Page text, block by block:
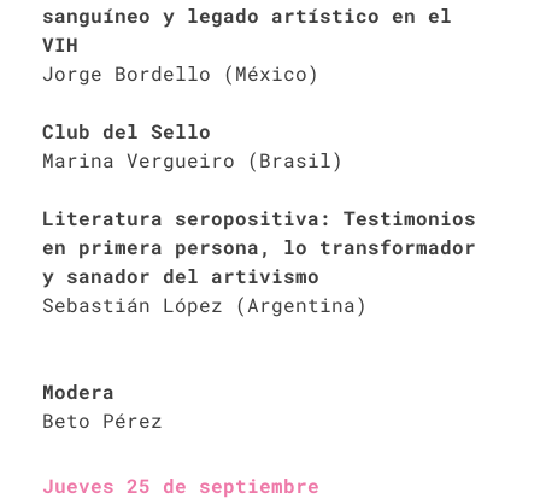
sanguíneo y legado artístico en el
VIH
Jorge Bordello (México)
Club del Sello
Marina Vergueiro (Brasil)
Literatura seropositiva: Testimonios
en primera persona, lo transformador
y sanador del artivismo
Sebastián López (Argentina)
Modera
Beto Pérez
Jueves 25 de septiembre